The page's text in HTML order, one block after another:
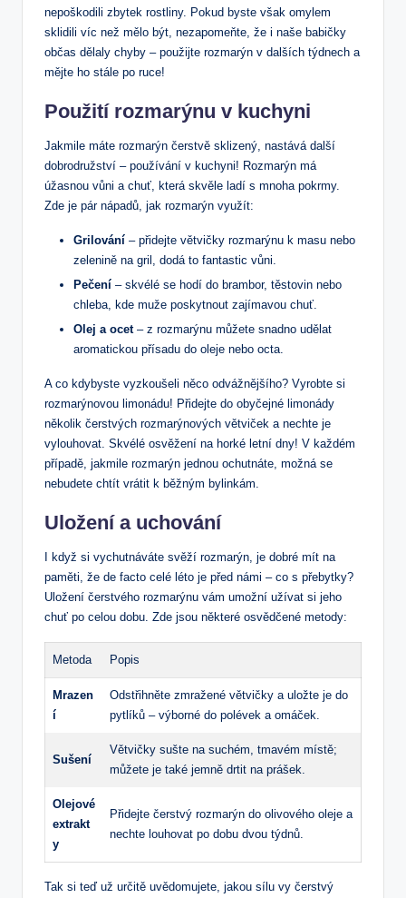
nepoškodili zbytek rostliny. Pokud byste však omylem
sklidili víc než mělo být, nezapomeňte, že i naše babičky
občas dělaly chyby – použijte rozmarýn v dalších týdnech a
mějte ho stále po ruce!
Použití rozmarýnu v kuchyni
Jakmile máte rozmarýn čerstvě sklizený, nastává další
dobrodružství – používání v kuchyni! Rozmarýn má
úžasnou vůni a chuť, která skvěle ladí s mnoha pokrmy.
Zde je pár nápadů, jak rozmarýn využít:
Grilování – přidejte větvičky rozmarýnu k masu nebo
zelenině na gril, dodá to fantastic vůni.
Pečení – skvélé se hodí do brambor, těstovin nebo
chleba, kde muže poskytnout zajímavou chuť.
Olej a ocet– z rozmarýnu můžete snadno udělat
aromatickou přísadu do oleje nebo octa.
A co kdybyste vyzkoušeli něco odvážnějšího? Vyrobte si
rozmarýnovou limonádu! Přidejte do obyčejné limonády
několik čerstvých rozmarýnových větviček a nechte je
vylouhovat. Skvélé osvěžení na horké letní dny! V každém
případě, jakmile rozmarýn jednou ochutnáte, možná se
nebudete chtít vrátit k běžným bylinkám.
Uložení a uchování
I když si vychutnáváte svěží rozmarýn, je dobré mít na
paměti, že de facto celé léto je před námi – co s přebytky?
Uložení čerstvého rozmarýnu vám umožní užívat si jeho
chuť po celou dobu. Zde jsou některé osvědčené metody:
Metoda Popis
Mrazen
í
Odstřihněte zmražené větvičky a uložte je do
pytlíků – výborné do polévek a omáček.
Sušení
Větvičky sušte na suchém, tmavém místě;
můžete je také jemně drtit na prášek.
Olejové
extrakt
y
Přidejte čerstvý rozmarýn do olivového oleje a
nechte louhovat po dobu dvou týdnů.
Tak si teď už určitě uvědomujete, jakou sílu vy čerstvý